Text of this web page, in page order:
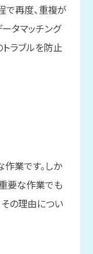
で再度、重複が
タマッチング
ラブルを防止
業です。しか
要な作業でも
の理由につい